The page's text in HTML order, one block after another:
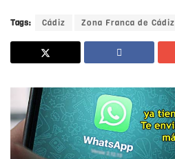
Tags: Cádiz Zona Franca de Cádiz